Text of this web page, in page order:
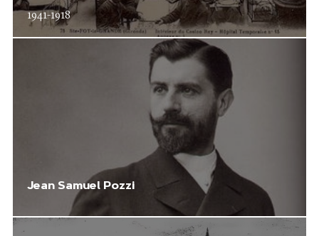
1941-1918
Jean Samuel Pozzi